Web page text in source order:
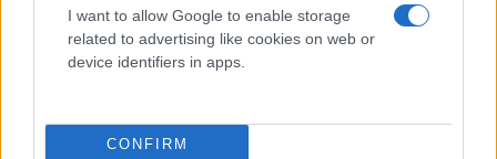
I want to allow Google to enable storage
related to advertising like cookies on web or
device identifiers in apps.
CONFIRM